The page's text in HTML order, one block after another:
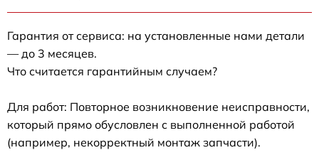
Гарантия от сервиса: на установленные нами детали
— до 3 месяцев.
Что считается гарантийным случаем?
Для работ: Повторное возникновение неисправности,
который прямо обусловлен с выполненной работой
(например, некорректный монтаж запчасти).